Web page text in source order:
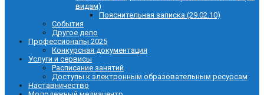
видам)
Пояснительная записка (29.02.10)
События
Другое дело
Профессионалы 2025
Конкурсная документация
Услуги и сервисы
Расписание занятий
Доступы к электронным образовательным ресурсам
Наставничество